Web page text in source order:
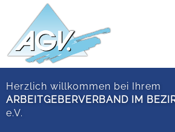
Herzlich willkommen bei Ihrem
ARBEITGEBERVERBAND IM
e.V.